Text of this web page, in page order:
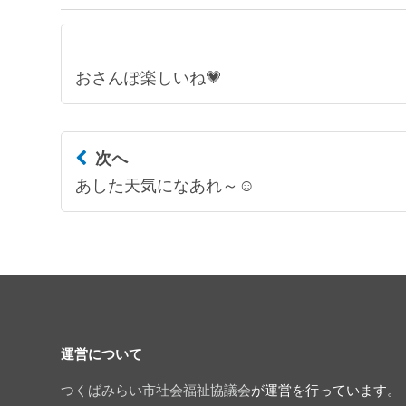
おさんぽ楽しいね💗
次へ
あした天気になあれ～☺
運営について
つくばみらい市社会福祉協議会が運営を行っています。